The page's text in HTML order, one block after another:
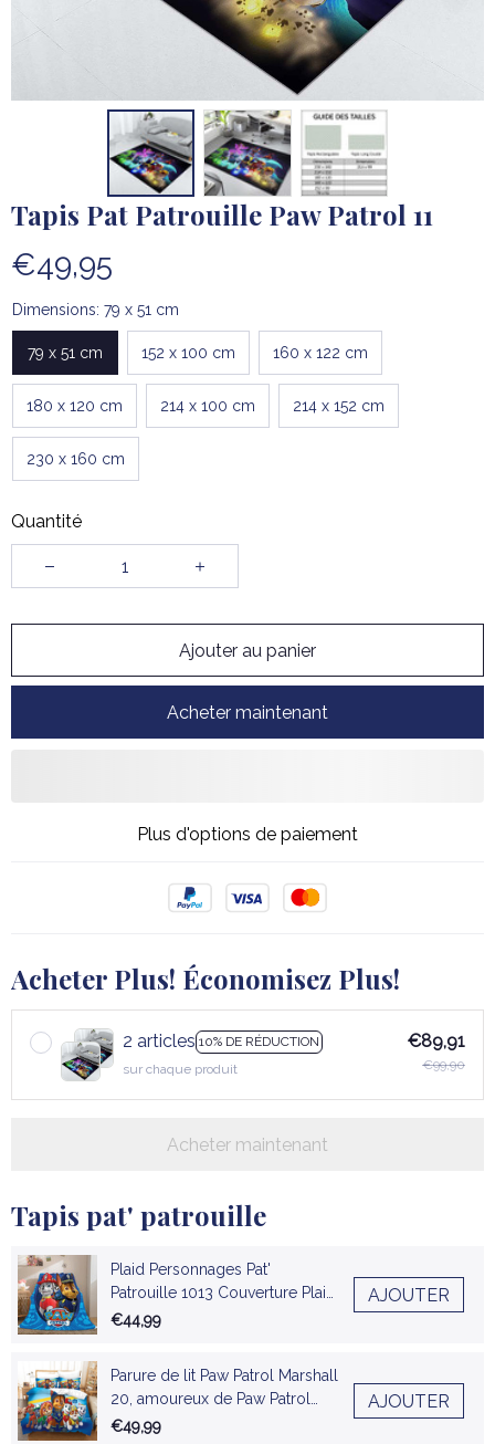
Tapis Pat Patrouille Paw Patrol 11
€49,95
Dimensions: 79 x 51 cm
79 x 51 cm 152 x 100 cm 160 x 122 cm
180 x 120 cm 214 x 100 cm 214 x 152 cm
230 x 160 cm
Quantité
Ajouter au panier
Acheter maintenant
Plus d'options de paiement
Acheter Plus! Économisez Plus!
2 articles 10% DE RÉDUCTION
sur chaque produit
€89,91
€99,90
Acheter maintenant
Tapis pat' patrouille
Plaid Personnages Pat'
Patrouille 1013 Couverture Plaid
Polaire Plaid Canapé
€44,99
AJOUTER
Parure de lit Paw Patrol Marshall
20, amoureux de Paw Patrol
Marshall Housse De Couette
€49,99
AJOUTER